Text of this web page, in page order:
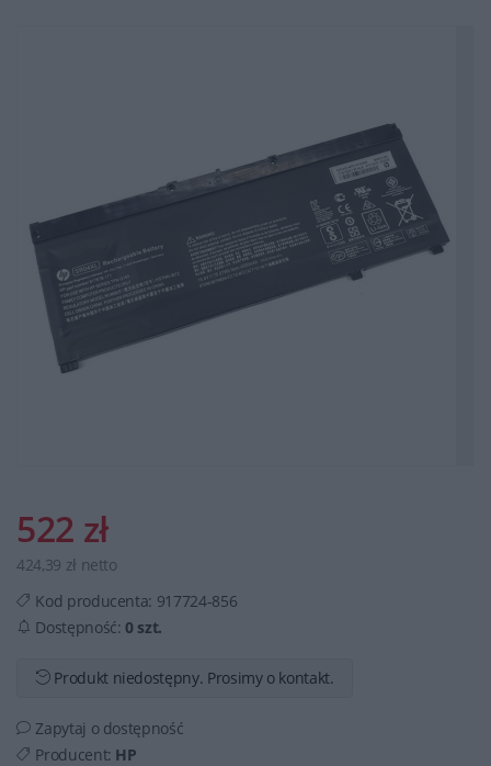
522 zł
424,39 zł netto
Kod producenta: 917724-856
Dostępność:0 szt.
Produkt niedostępny. Prosimy o kontakt.
Zapytaj o dostępność
Producent: HP